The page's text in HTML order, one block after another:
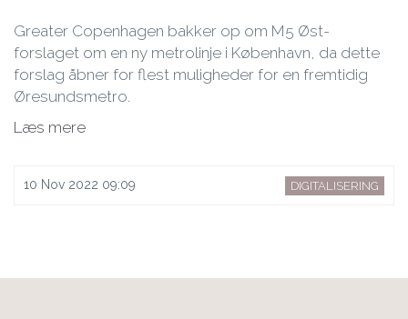
Greater Copenhagen bakker op om M5 Øst-
forslaget om en ny metrolinje i København, da dette
forslag åbner for flest muligheder for en fremtidig
Øresundsmetro.
Læs mere
10 Nov 2022 09:09 DIGITALISERING